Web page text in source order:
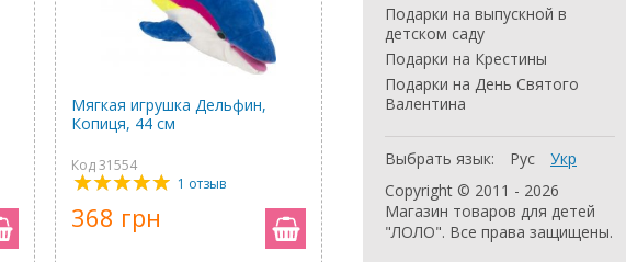
Мягкая игрушка Дельфин,
Копиця, 44 см
Код 31554
1 отзыв
368 грн
Подарки на выпускной в
детском саду
Подарки на Крестины
Подарки на День Святого
Валентина
Выбрать язык: Рус
Укр
Copyright © 2011 - 2026
Магазин товаров для детей
"ЛОЛО". Все права защищены.